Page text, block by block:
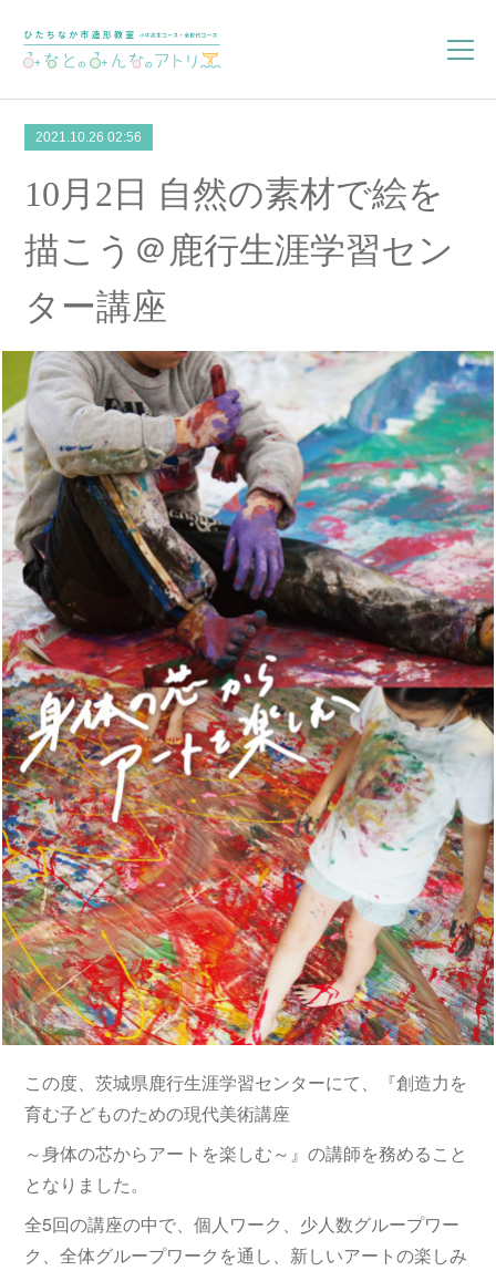
2021.10.26 02:56
10月2日 自然の素材で絵を
描こう＠鹿行生涯学習セン
ター講座
この度、茨城県鹿行生涯学習センターにて、『創造力を
育む子どものための現代美術講座
～身体の芯からアートを楽しむ～』の講師を務めること
となりました。
全5回の講座の中で、個人ワーク、少人数グループワー
ク、全体グループワークを通し、新しいアートの楽しみ